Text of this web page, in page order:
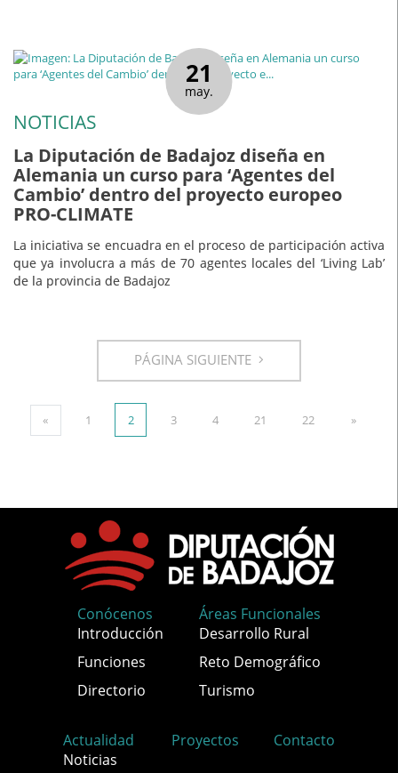
21
may.
NOTICIAS
La Diputación de Badajoz diseña en
Alemania un curso para ‘Agentes del
Cambio’ dentro del proyecto europeo
PRO-CLIMATE
La iniciativa se encuadra en el proceso de participación activa
que ya involucra a más de 70 agentes locales del ‘Living Lab’
de la provincia de Badajoz
PÁGINA SIGUIENTE
« 1 2 3 4 21 22 »
Conócenos
Introducción
Funciones
Directorio
Áreas Funcionales
Desarrollo Rural
Reto Demográfico
Turismo
Actualidad
Noticias
Proyectos Contacto